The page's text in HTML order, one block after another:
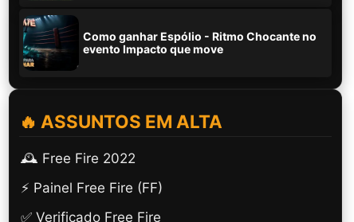
Como ganhar Espólio - Ritmo Chocante no
evento Impacto que move
🔥 ASSUNTOS EM ALTA
🕰️ Free Fire 2022
⚡ Painel Free Fire (FF)
✅ Verificado Free Fire